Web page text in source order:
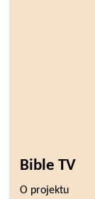
Bible TV
O projektu